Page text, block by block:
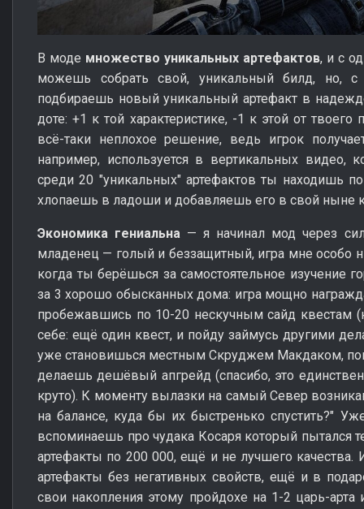
В моде множество уникальных артефактов, и с
можешь собрать свой, уникальный билд, но,
подбираешь новый уникальный артефакт в
доте: +1 к той характеристике, -1 к этой от
всё-таки неплохое решение, ведь игрок
например, используется в вертикальных видео,
среди 20 "уникальных" артефактов ты находишь
хлопаешь в ладоши и добавляешь его в свой ныне
Экономика гениальна — я начинал мод через
младенец — голый и беззащитный, игра мне особо
когда ты берёшься за самостоятельное изучение
за 3 хорошо обысканных дома: игра мощно
пробежавшись по 10-20 нескучным сайд квестам
себе: ещё один квест, и пойду займусь другими
уже становишься местным Скруджем Макдаком,
делаешь дешёвый апгрейд (спасибо, это
круто). К моменту вылазки на самый Север
на балансе, куда бы их быстренько спустить?"
вспоминаешь про чудака Косаря который пытался
артефакты по 200 000, ещё и не лучшего качества.
артефакты без негативных свойств, ещё и в
свои накопления этому пройдохе на 1-2 царь-